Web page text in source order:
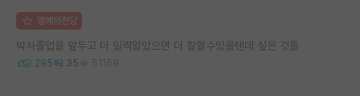
명예의전당
박사졸업을 앞두고 더 일찍알았으면 더 잘할수있을텐데 싶은 것들
295 35 51159